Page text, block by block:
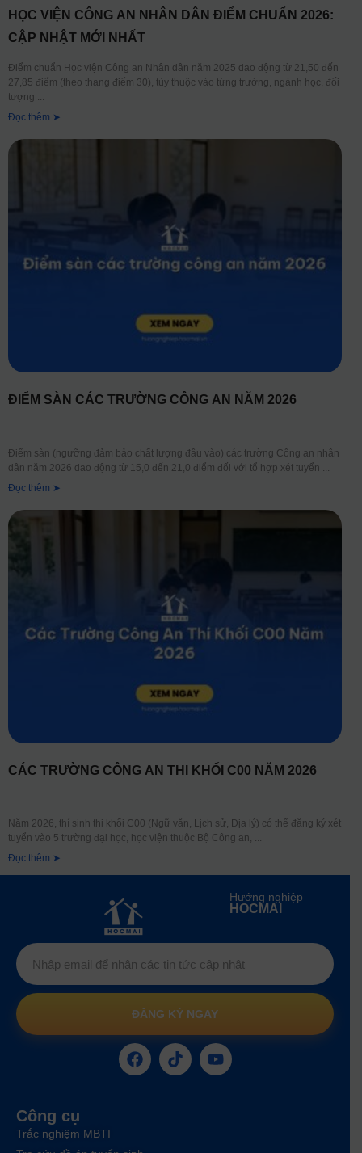
HỌC VIỆN CÔNG AN NHÂN DÂN ĐIỂM CHUẨN 2026:
CẬP NHẬT MỚI NHẤT
Điểm chuẩn Học viện Công an Nhân dân năm 2025 dao động từ 21,50 đến
27,85 điểm (theo thang điểm 30), tùy thuộc vào từng trường, ngành học, đối
tượng
Đọc thêm ➤
ĐIỂM SÀN CÁC TRƯỜNG CÔNG AN NĂM 2026
Điểm sàn (ngưỡng đảm bảo chất lượng đầu vào) các trường Công an nhân
dân năm 2026 dao động từ 15,0 đến 21,0 điểm đối với tổ hợp xét tuyển
Đọc thêm ➤
CÁC TRƯỜNG CÔNG AN THI KHỐI C00 NĂM 2026
Năm 2026, thí sinh thi khối C00 (Ngữ văn, Lịch sử, Địa lý) có thể đăng ký xét
tuyển vào 5 trường đại học, học viện thuộc Bộ Công an,
Đọc thêm ➤
Hướng nghiệp
HOCMAI
ĐĂNG KÝ NGAY
Công cụ
Trắc nghiệm MBTI